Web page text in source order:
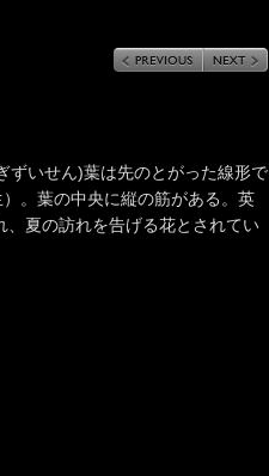
ずいせん)葉は先のとがった線形で
。葉の中央に縦の筋がある。英
夏の訪れを告げる花とされてい